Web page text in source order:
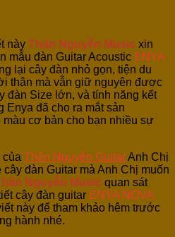
này Thân Nguyễn Music xin
mẫu đàn Guitar Acoustic ENYA
lại cây đàn nhỏ gọn, tiện du
thân mà vẫn giữ nguyên được
đàn Size lớn, và tính năng kết
Enya đã cho ra mắt sản
màu cơ bản cho bạn nhiều sự
của Thân Nguyễn GuitarAnh Chị
đàn Guitar mà Anh Chị muốn
Nguyễn Music quan sát
cây đàn guitar ENYA NOVA
này để tham khảo hêm trước
hành nhé.